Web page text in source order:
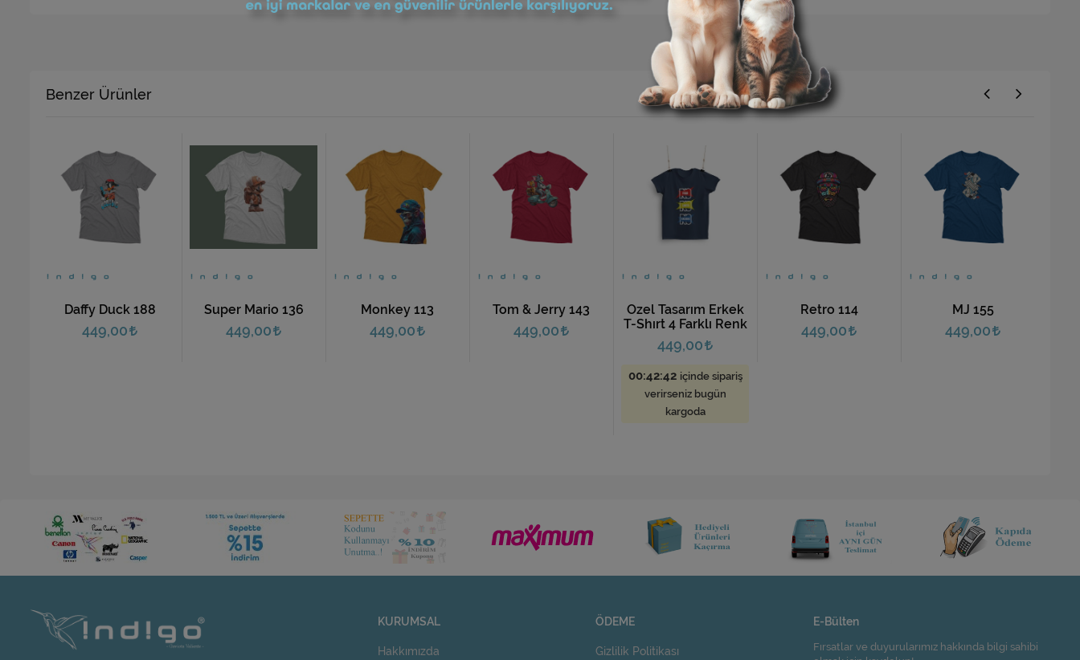
Benzer Ürünler
Super Mario 136
449,00
Monkey 113
449,00
Tom & Jerry 143
449,00
Özel Tasarım Erkek
T-Shırt 4 Farklı Renk
Retro 114
449,00
MJ 155
449,00
Original 157
449,00
E-Bülten
Fırsatlar ve duyurularımız hakkında bilgi sahibi
KURUMSAL
Hakkımızda
ÖDEME
Gizlilik Politikası